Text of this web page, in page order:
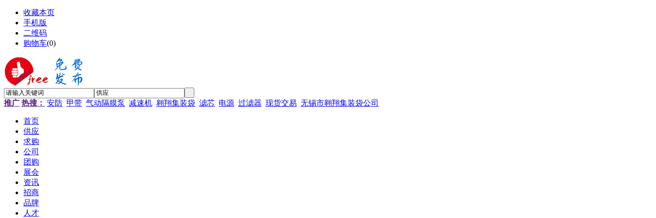
收藏本页
手机版
二维码
购物车(0)
推广 热搜： 安防 甲带 气动隔膜泵 减速机 翱翔集装袋 滤芯 电源 过滤器 现货交易 无锡市翱翔集装袋公司
首页
供应
求购
公司
团购
展会
资讯
招商
品牌
人才